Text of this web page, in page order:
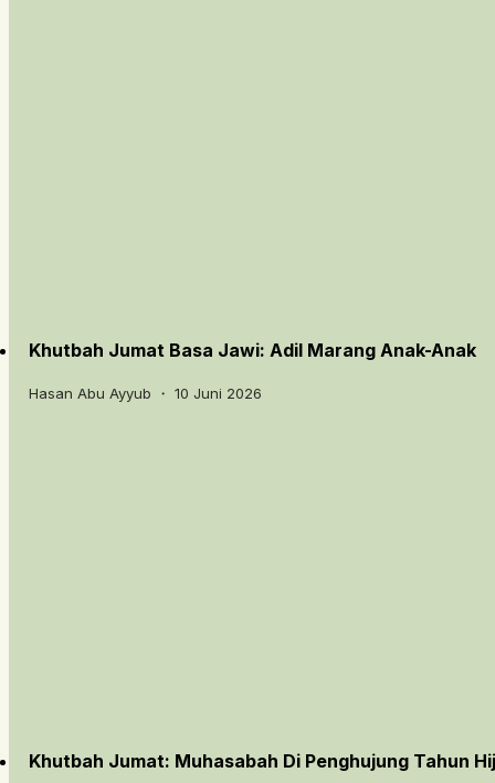
Khutbah Jumat Basa Jawi: Adil Marang Anak-Anak
Hasan Abu Ayyub ・ 10 Juni 2026
Khutbah Jumat: Muhasabah Di Penghujung Tahun